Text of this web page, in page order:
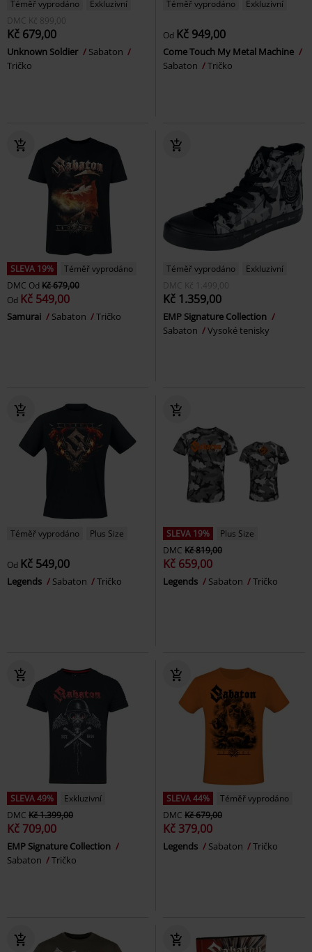
Téměř vyprodáno
Exkluzivní
DMC
Kč 899,00
Kč 679,00
Unknown Soldier
Sabaton
Tričko
Téměř vyprodáno Exkluzivní
Od Kč 949,00
Come Touch My Metal Machine
Sabaton
Tričko
SLEVA 19%
Téměř vyprodáno
DMC Od Kč 679,00
Od Kč 549,00
Samurai Sabaton Tričko
Téměř vyprodáno
Exkluzivní
DMC
Kč 1.499,00
Kč 1.359,00
EMP Signature Collection
Sabaton
Vysoké tenisky
Téměř vyprodáno Plus Size
Od Kč 549,00
Legends Sabaton Tričko
SLEVA 19%
Plus Size
DMC Kč 819,00
Kč 659,00
Legends Sabaton Tričko
SLEVA 49%
Exkluzivní
DMC Kč 1.399,00
Kč 709,00
EMP Signature Collection
Sabaton
Tričko
SLEVA 44%
Téměř vyprodáno
DMC Kč 679,00
Kč 379,00
Legends Sabaton Tričko